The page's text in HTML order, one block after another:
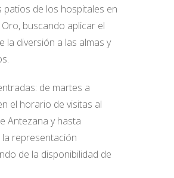
patios de los hospitales en
Oro, buscando aplicar el
la diversión a las almas y
de martes a
el horario de visitas al
Antezana y hasta
representación
de la disponibilidad de